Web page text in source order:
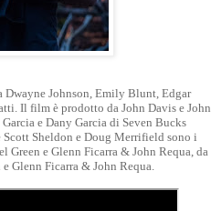
Dwayne Johnson, Emily Blunt, Edgar
Il film è prodotto da John Davis e John
e Dany Garcia di Seven Bucks
Sheldon e Doug Merrifield sono i
e Glenn Ficarra & John Requa, da
Glenn Ficarra & John Requa.